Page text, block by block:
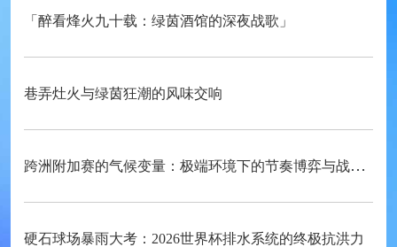
「醉看烽火九十载：绿茵酒馆的深夜战歌」
巷弄灶火与绿茵狂潮的风味交响
跨洲附加赛的气候变量：极端环境下的节奏博弈与战术自适应
硬石球场暴雨大考：2026世界杯排水系统的终极抗洪力